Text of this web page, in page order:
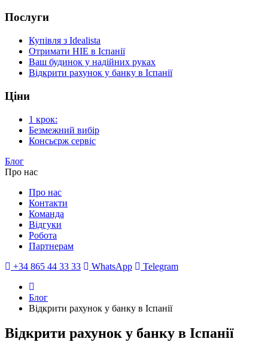
Послуги
Купівля з Idealista
Отримати НІЕ в Іспанії
Ваш будинок у надійних руках
Відкрити рахунок у банку в Іспанії
Ціни
1 крок:
Безмежний вибір
Консьєрж сервіс
Блог
Про нас
Про нас
Контакти
Команда
Відгуки
Робота
Партнерам
+34 865 44 33 33
WhatsApp Telegram
Блог
Відкрити рахунок у банку в Іспанії
Відкрити рахунок у банку в Іспанії